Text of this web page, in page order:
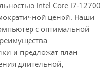
Intel Core i7-12700
ценой. Наши
с оптимальной
и предложат план
длительной,